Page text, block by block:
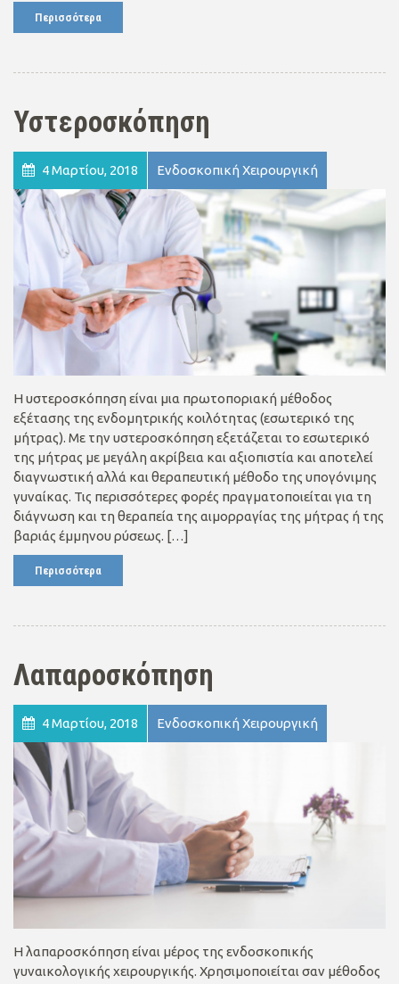
Περισσότερα
Υστεροσκόπηση
4 Μαρτίου, 2018 Ενδοσκοπική Χειρουργική
Η υστεροσκόπηση είναι μια πρωτοποριακή μέθοδος
εξέτασης της ενδομητρικής κοιλότητας (εσωτερικό της
μήτρας). Με την υστεροσκόπηση εξετάζεται το εσωτερικό
της μήτρας με μεγάλη ακρίβεια και αξιοπιστία και αποτελεί
διαγνωστική αλλά και θεραπευτική μέθοδο της υπογόνιμης
γυναίκας. Τις περισσότερες φορές πραγματοποιείται για τη
διάγνωση και τη θεραπεία της αιμορραγίας της μήτρας ή της
βαριάς έμμηνου ρύσεως. […]
Περισσότερα
Λαπαροσκόπηση
4 Μαρτίου, 2018 Ενδοσκοπική Χειρουργική
Η λαπαροσκόπηση είναι μέρος της ενδοσκοπικής
γυναικολογικής χειρουργικής. Χρησιμοποιείται σαν μέθοδος